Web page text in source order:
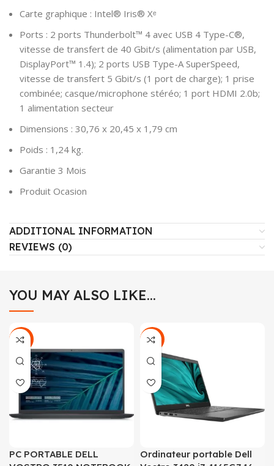
Carte graphique : Intel® Iris® Xᵉ
Ports : 2 ports Thunderbolt™ 4 avec USB 4 Type-C®,
vitesse de transfert de 40 Gbit/s (alimentation par USB,
DisplayPort™ 1.4); 2 ports USB Type-A SuperSpeed,
vitesse de transfert 5 Gbit/s (1 port de charge); 1 prise
combinée; casque/microphone stéréo; 1 port HDMI 2.0b;
1 alimentation secteur
Dimensions : 30,76 x 20,45 x 1,79 cm
Poids : 1,24 kg.
Garantie 3 Mois
Produit Ocasion
ADDITIONAL INFORMATION
REVIEWS (0)
YOU MAY ALSO LIKE…
-11%
PC PORTABLE DELL
-5%
Ordinateur portable Dell